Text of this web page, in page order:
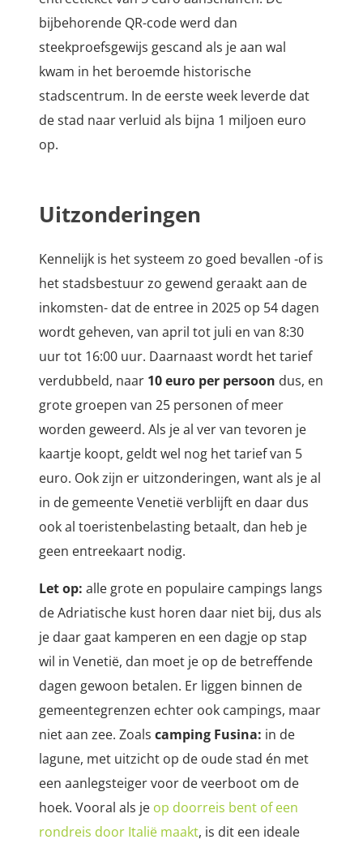
bijbehorende QR-code werd dan
steekproefsgewijs gescand als je aan wal
kwam in het beroemde historische
stadscentrum. In de eerste week leverde dat
de stad naar verluid als bijna 1 miljoen euro
op.
Uitzonderingen
Kennelijk is het systeem zo goed bevallen -of is
het stadsbestuur zo gewend geraakt aan de
inkomsten- dat de entree in 2025 op 54 dagen
wordt geheven, van april tot juli en van 8:30
uur tot 16:00 uur. Daarnaast wordt het tarief
verdubbeld, naar 10 euro per persoon dus, en
grote groepen van 25 personen of meer
worden geweerd. Als je al ver van tevoren je
kaartje koopt, geldt wel nog het tarief van 5
euro. Ook zijn er uitzonderingen, want als je al
in de gemeente Venetië verblijft en daar dus
ook al toeristenbelasting betaalt, dan heb je
geen entreekaart nodig.
Let op: alle grote en populaire campings langs
de Adriatische kust horen daar niet bij, dus als
je daar gaat kamperen en een dagje op stap
wil in Venetië, dan moet je op de betreffende
dagen gewoon betalen. Er liggen binnen de
gemeentegrenzen echter ook campings, maar
niet aan zee. Zoals camping Fusina: in de
lagune, met uitzicht op de oude stad én met
een aanlegsteiger voor de veerboot om de
hoek. Vooral als je op doorreis bent of een
rondreis door Italië maakt, is dit een ideale